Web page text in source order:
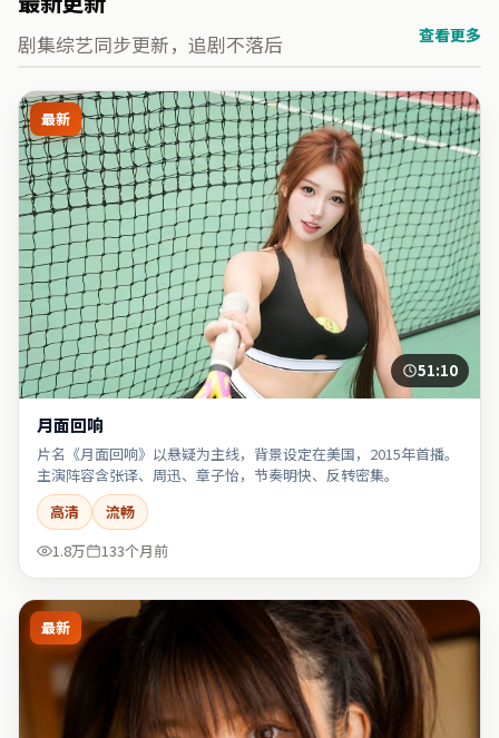
剧集综艺同步更新，追剧不落后 查看更多
最新
51:10
月面回响
片名《月面回响》以悬疑为主线，背景设定在美国，2015年首播。
主演阵容含张译、周迅、章子怡，节奏明快、反转密集。
高清
流畅
1.8万
133个月前
最新